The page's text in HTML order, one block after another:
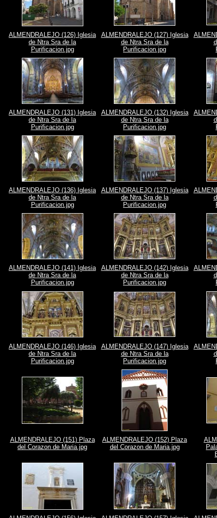
ALMENDRALEJO (126) Iglesia
de Ntra Sra de la
Purificacion.jpg
ALMENDRALEJO (127) Iglesia
de Ntra Sra de la
Purificacion.jpg
ALMENDRALEJO (131) Iglesia
de Ntra Sra de la
Purificacion.jpg
ALMENDRALEJO (132) Iglesia
de Ntra Sra de la
Purificacion.jpg
ALMENDRALEJO (136) Iglesia
de Ntra Sra de la
Purificacion.jpg
ALMENDRALEJO (137) Iglesia
de Ntra Sra de la
Purificacion.jpg
ALMENDRALEJO (141) Iglesia
de Ntra Sra de la
Purificacion.jpg
ALMENDRALEJO (142) Iglesia
de Ntra Sra de la
Purificacion.jpg
ALMENDRALEJO (146) Iglesia
de Ntra Sra de la
Purificacion.jpg
ALMENDRALEJO (147) Iglesia
de Ntra Sra de la
Purificacion.jpg
ALMENDRALEJO (151) Plaza
del Corazon de Maria.jpg
ALMENDRALEJO (152) Plaza
del Corazon de Maria.jpg